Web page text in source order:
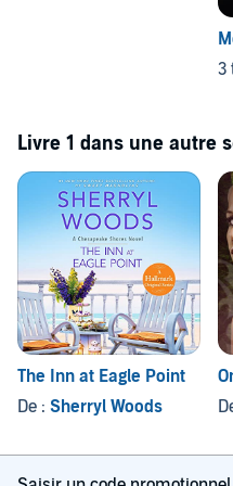
3
Livre 1 dans une autre
The Inn at Eagle Point
De : Sherryl Woods